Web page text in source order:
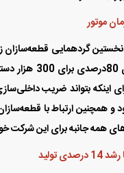
همه جانبه برای این شرکت
مهمی است که تعیین کننده
و در نهایت موفق‌تر خواهد